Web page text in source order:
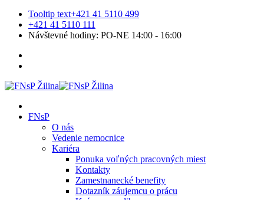
Tooltip text+421 41 5110 499
+421 41 5110 111
Návštevné hodiny: PO-NE 14:00 - 16:00
FNsP
O nás
Vedenie nemocnice
Kariéra
Ponuka voľných pracovných miest
Kontakty
Zamestnanecké benefity
Dotazník záujemcu o prácu